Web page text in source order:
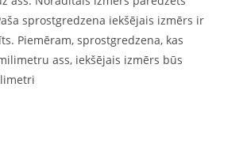
sprostgredzena iekšējais izmērs ir
Piemēram, sprostgredzena, kas
ass, iekšējais izmērs būs